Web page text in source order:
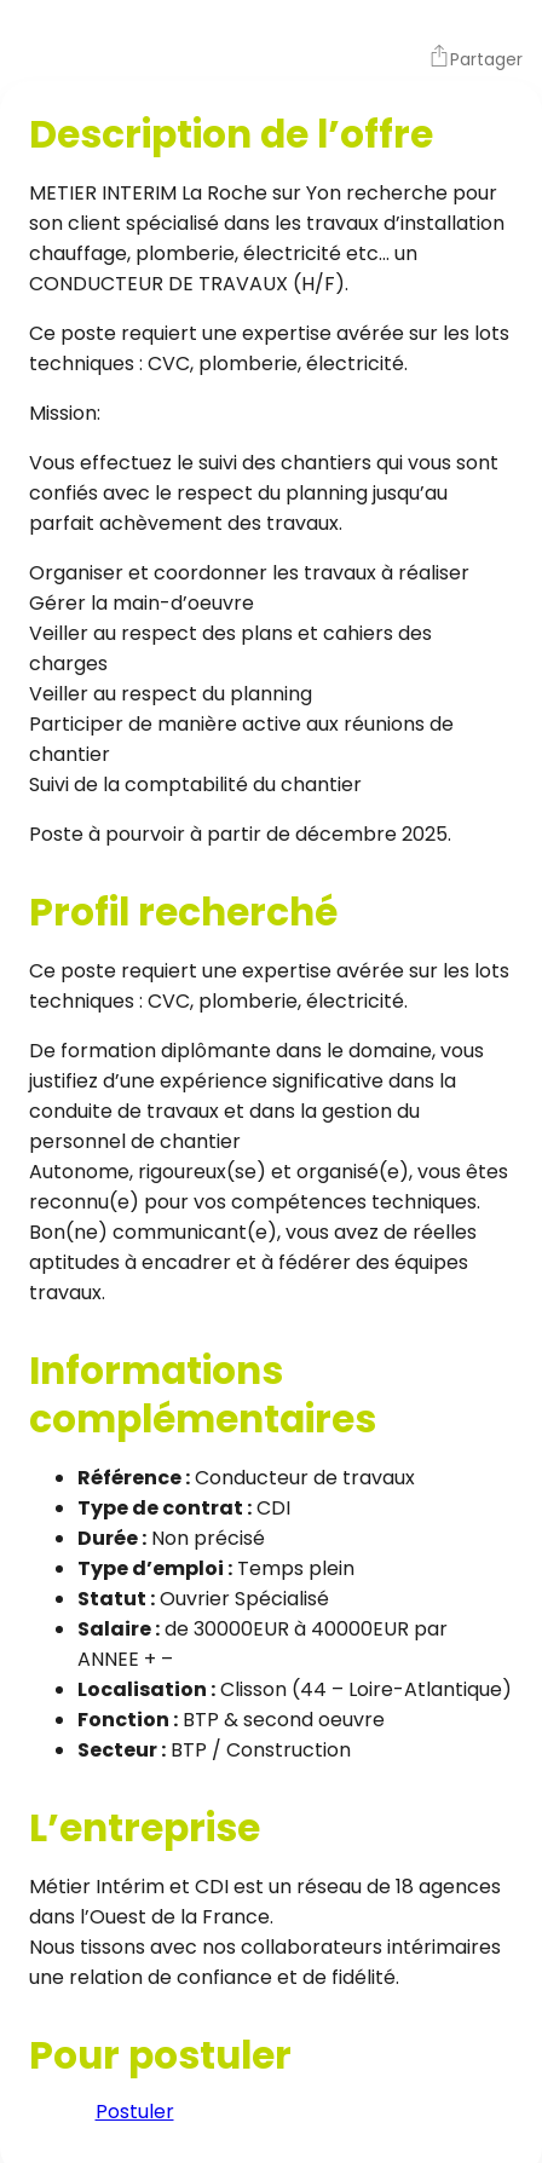
Partager
Description de l’offre
METIER INTERIM La Roche sur Yon recherche pour
son client spécialisé dans les travaux d’installation
chauffage, plomberie, électricité etc… un
CONDUCTEUR DE TRAVAUX (H/F).
Ce poste requiert une expertise avérée sur les lots
techniques : CVC, plomberie, électricité.
Mission:
Vous effectuez le suivi des chantiers qui vous sont
confiés avec le respect du planning jusqu’au
parfait achèvement des travaux.
Organiser et coordonner les travaux à réaliser
Gérer la main-d’oeuvre
Veiller au respect des plans et cahiers des
charges
Veiller au respect du planning
Participer de manière active aux réunions de
chantier
Suivi de la comptabilité du chantier
Poste à pourvoir à partir de décembre 2025.
Profil recherché
Ce poste requiert une expertise avérée sur les lots
techniques : CVC, plomberie, électricité.
De formation diplômante dans le domaine, vous
justifiez d’une expérience significative dans la
conduite de travaux et dans la gestion du
personnel de chantier
Autonome, rigoureux(se) et organisé(e), vous êtes
reconnu(e) pour vos compétences techniques.
Bon(ne) communicant(e), vous avez de réelles
aptitudes à encadrer et à fédérer des équipes
travaux.
Informations
complémentaires
Référence :Conducteur de travaux
Type de contrat :CDI
Durée : Non précisé
Type d’emploi : Temps plein
Statut :Ouvrier Spécialisé
Salaire :de 30000EUR à 40000EUR par
ANNEE + –
Localisation :Clisson (44 – Loire-Atlantique)
Fonction : BTP & second oeuvre
Secteur : BTP / Construction
L’entreprise
Métier Intérim et CDI est un réseau de 18 agences
dans l’Ouest de la France.
Nous tissons avec nos collaborateurs intérimaires
une relation de confiance et de fidélité.
Pour postuler
Postuler